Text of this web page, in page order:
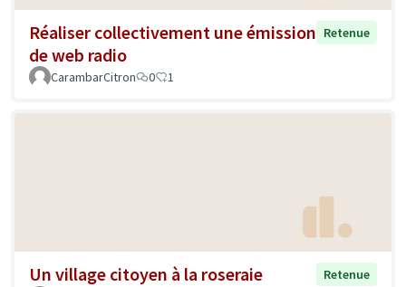
Réaliser collectivement une émission
de web radio
Retenue
CarambarCitron 0 1
Un village citoyen à la roseraie
Retenue